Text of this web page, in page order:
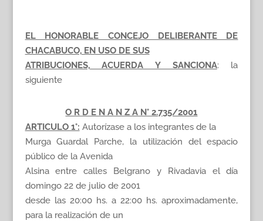
EL HONORABLE CONCEJO DELIBERANTE DE
CHACABUCO, EN USO DE SUS
ATRIBUCIONES, ACUERDA Y SANCIONA: la
siguiente
O R D E N A N Z A N° 2.735/2001
ARTICULO 1°: Autorízase a los integrantes de la
Murga Guardal Parche, la utilización del espacio
público de la Avenida
Alsina entre calles Belgrano y Rivadavia el día
domingo 22 de julio de 2001
desde las 20:00 hs. a 22:00 hs. aproximadamente,
para la realización de un